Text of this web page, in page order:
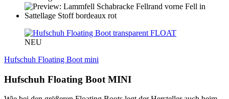
FLOAT
NEU
Hufschuh Floating Boot mini
Hufschuh Floating Boot MINI